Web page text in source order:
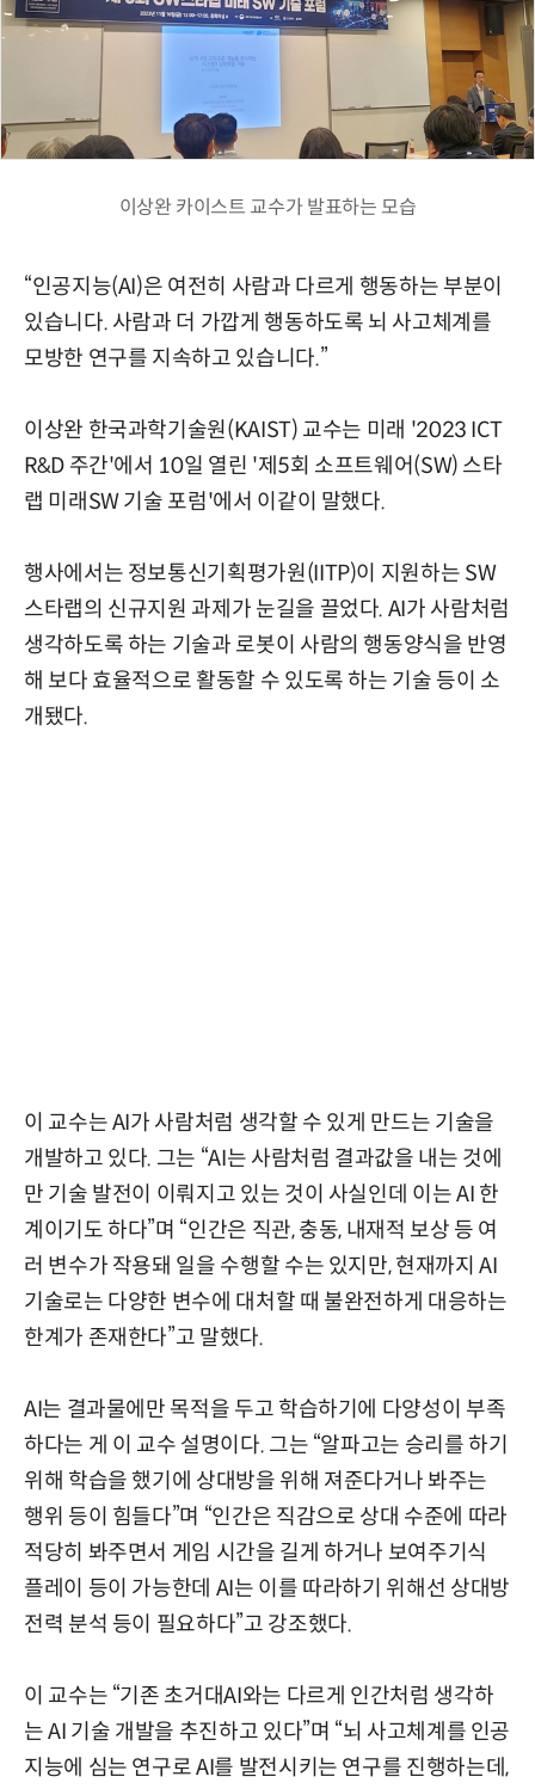
이상완 카이스트 교수가 발표하는 모습
“인공지능(AI)은 여전히 사람과 다르게 행동하는 부분이
있습니다. 사람과 더 가깝게 행동하도록 뇌 사고체계를
모방한 연구를 지속하고 있습니다.”
이상완 한국과학기술원(KAIST) 교수는 미래 '2023 ICT
R&D 주간'에서 10일 열린 '제5회 소프트웨어(SW) 스타
랩 미래SW 기술 포럼'에서 이같이 말했다.
행사에서는 정보통신기획평가원(IITP)이 지원하는 SW
스타랩의 신규지원 과제가 눈길을 끌었다. AI가 사람처럼
생각하도록 하는 기술과 로봇이 사람의 행동양식을 반영
해 보다 효율적으로 활동할 수 있도록 하는 기술 등이 소
개됐다.
이 교수는 AI가 사람처럼 생각할 수 있게 만드는 기술을
개발하고 있다. 그는 “AI는 사람처럼 결과값을 내는 것에
만 기술 발전이 이뤄지고 있는 것이 사실인데 이는 AI 한
계이기도 하다”며 “인간은 직관, 충동, 내재적 보상 등 여
러 변수가 작용돼 일을 수행할 수는 있지만, 현재까지 AI
기술로는 다양한 변수에 대처할 때 불완전하게 대응하는
한계가 존재한다”고 말했다.
AI는 결과물에만 목적을 두고 학습하기에 다양성이 부족
하다는 게 이 교수 설명이다. 그는 “알파고는 승리를 하기
위해 학습을 했기에 상대방을 위해 져준다거나 봐주는
행위 등이 힘들다”며 “인간은 직감으로 상대 수준에 따라
적당히 봐주면서 게임 시간을 길게 하거나 보여주기식
플레이 등이 가능한데 AI는 이를 따라하기 위해선 상대방
전력 분석 등이 필요하다”고 강조했다.
이 교수는 “기존 초거대AI와는 다르게 인간처럼 생각하
는 AI 기술 개발을 추진하고 있다”며 “뇌 사고체계를 인공
지능에 심는 연구로 AI를 발전시키는 연구를 진행하는데,